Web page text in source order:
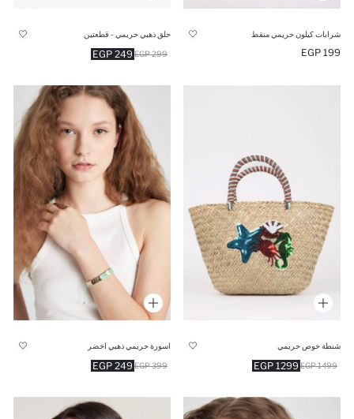
شرابات كيلون حريمي منقط
199 EGP
حلق ذهبي حريمي - قطعتين
249 EGP 299 EGP
شنطة خوص حريمي
1299 EGP 1499 EGP
اسورة حريمي ذهبي اخضر
249 EGP 399 EGP